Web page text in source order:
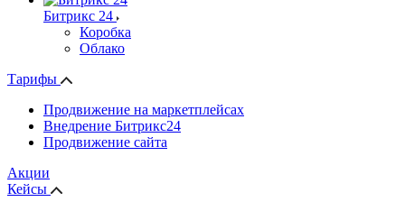
Битрикс 24
Коробка
Облако
Тарифы
Продвижение на маркетплейсах
Внедрение Битрикс24
Продвижение сайта
Акции
Кейсы